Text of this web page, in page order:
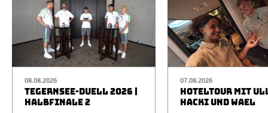
08.08.2026
TEGERNSEE-DUELL 2026 |
HALBFINALE 2
07.08.2026
HOTELTOUR MIT
HACKI UND WAEL